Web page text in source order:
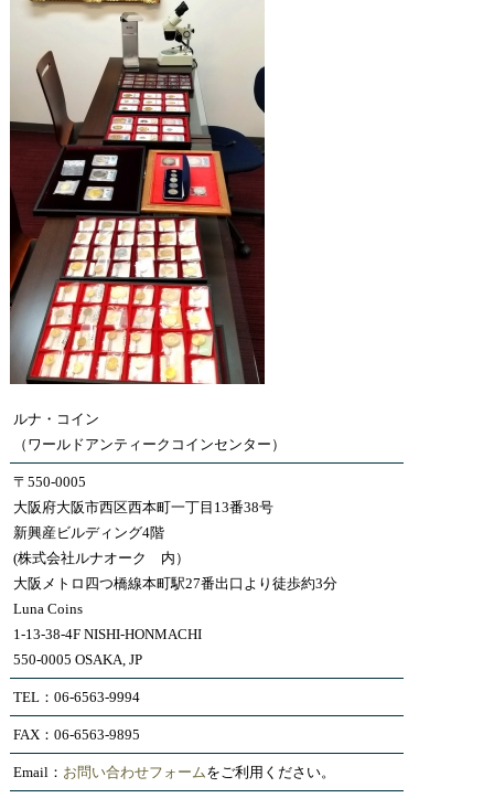
ルナ・コイン
（ワールドアンティークコインセンター）
〒550-0005
大阪府大阪市西区西本町一丁目13番38号
新興産ビルディング4階
(株式会社ルナオーク 内）
大阪メトロ四つ橋線本町駅27番出口より徒歩約3分
Luna Coins
1-13-38-4F NISHI-HONMACHI
550-0005 OSAKA, JP
TEL：06-6563-9994
FAX：06-6563-9895
Email： お問い合わせフォームをご利用ください。